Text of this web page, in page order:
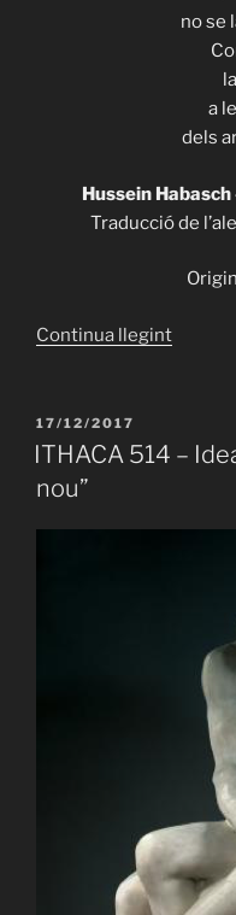
no se
a
dels
Hussein
Traducció de
Continua llegint«ITHACA
l’embús
PUBLICAT
A
17/12/2017
ITHACA 514 –
nou”